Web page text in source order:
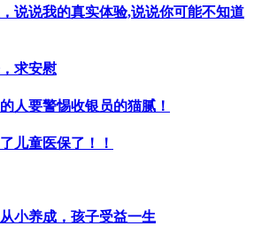
说说我的真实体验,说说你可能不知道
求安慰
人要警惕收银员的猫腻！
儿童医保了！！
小养成，孩子受益一生